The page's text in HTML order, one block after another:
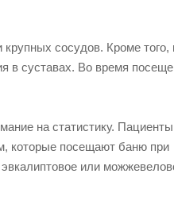
сосудов. Кроме того,
в суставах. Во время
на статистику.
которые посещают баню при
или